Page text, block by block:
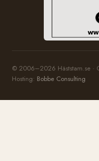
© 2006–2026 Häststam.se ·
Hosting: Bobbe Consulting